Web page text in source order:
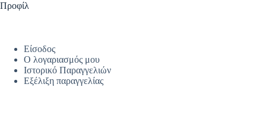
Προφίλ
Είσοδος
Ο λογαριασμός μου
Ιστορικό Παραγγελιών
Εξέλιξη παραγγελίας